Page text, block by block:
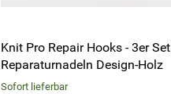
Knit Pro Repair Hooks - 3er Set
Reparaturnadeln Design-Holz
Sofort lieferbar